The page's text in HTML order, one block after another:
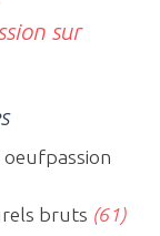
oeufpassion
bruts (61)